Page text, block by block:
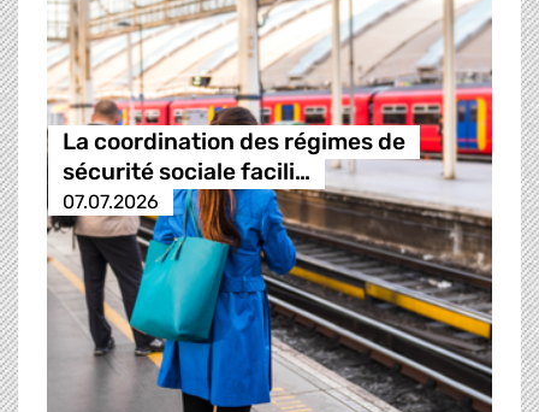
La coordination des régimes de
sécurité sociale facili…
07.07.2026